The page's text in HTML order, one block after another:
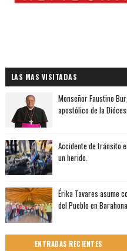
LAS MAS VISITADAS
Monseñor Faustino
apostólico de la
Accidente de tránsito
un herido.
Érika Tavares asume
del Pueblo en
ENTRADAS RECIENTES